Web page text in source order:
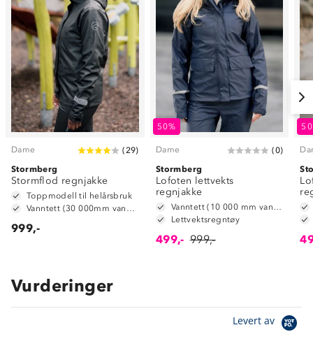
Dame ( 29)
Stormberg
Stormflod regnjakke
Toppmodell til helårsbruk
999,-
50%
Dame (0)
Stormberg
Lofoten lettvekts
regnjakke
Lettvektsregntøy
499,- 999,-
Vurderinger
Levert av